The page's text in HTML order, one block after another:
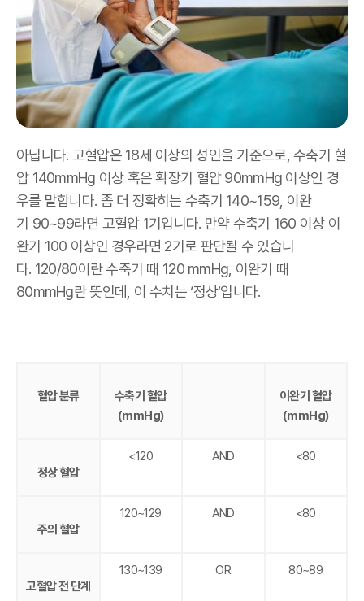
아닙니다. 고혈압은 18세 이상의 성인을 기준으로, 수축기 혈
압 140mmHg 이상 혹은 확장기 혈압 90mmHg 이상인 경
우를 말합니다. 좀 더 정확히는 수축기 140~159, 이완
기 90~99라면 고혈압 1기입니다. 만약 수축기 160 이상 이
완기 100 이상인 경우라면 2기로 판단될 수 있습니
다. 120/80이란 수축기 때 120 mmHg, 이완기 때
80mmHg란 뜻인데, 이 수치는 ‘정상’입니다.
혈압 분류
수축기 혈압
(mmHg)
이완기 혈압
(mmHg)
정상 혈압
<120 AND <80
주의 혈압
120~129 AND <80
고혈압 전 단계
130~139 OR 80~89